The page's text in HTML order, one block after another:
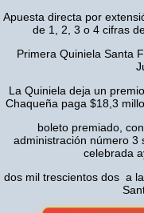
Apuesta directa por
de 1, 2, 3 o 4 cifras
Primera Quiniela Santa
La Quiniela deja un
Chaqueña paga $18,3
boleto premiado,
administración número 3
celebrada
dos mil trescientos dos a